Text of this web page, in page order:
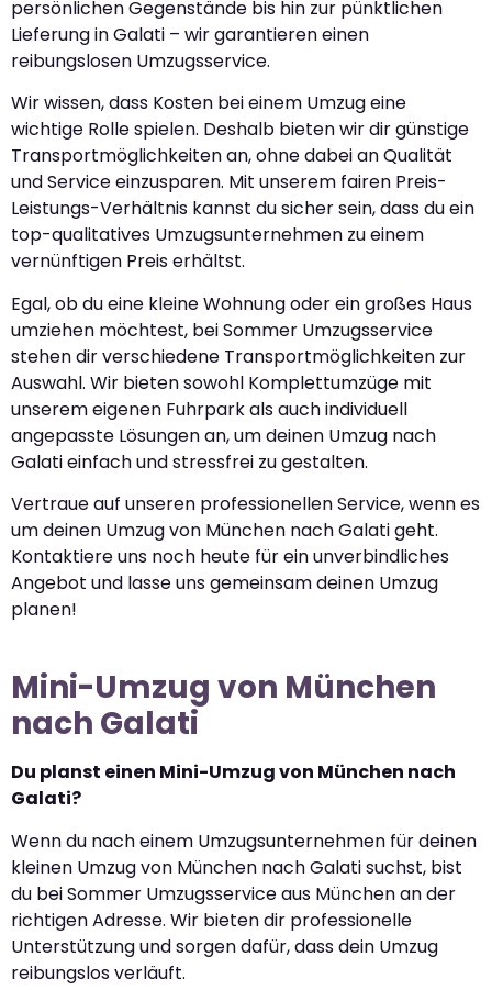
persönlichen Gegenstände bis hin zur pünktlichen
Lieferung in Galati – wir garantieren einen
reibungslosen Umzugsservice.
Wir wissen, dass Kosten bei einem Umzug eine
wichtige Rolle spielen. Deshalb bieten wir dir günstige
Transportmöglichkeiten an, ohne dabei an Qualität
und Service einzusparen. Mit unserem fairen Preis-
Leistungs-Verhältnis kannst du sicher sein, dass du ein
top-qualitatives Umzugsunternehmen zu einem
vernünftigen Preis erhältst.
Egal, ob du eine kleine Wohnung oder ein großes Haus
umziehen möchtest, bei Sommer Umzugsservice
stehen dir verschiedene Transportmöglichkeiten zur
Auswahl. Wir bieten sowohl Komplettumzüge mit
unserem eigenen Fuhrpark als auch individuell
angepasste Lösungen an, um deinen Umzug nach
Galati einfach und stressfrei zu gestalten.
Vertraue auf unseren professionellen Service, wenn es
um deinen Umzug von München nach Galati geht.
Kontaktiere uns noch heute für ein unverbindliches
Angebot und lasse uns gemeinsam deinen Umzug
planen!
Mini-Umzug von München
nach Galati
Du planst einen Mini-Umzug von München nach
Galati?
Wenn du nach einem Umzugsunternehmen für deinen
kleinen Umzug von München nach Galati suchst, bist
du bei Sommer Umzugsservice aus München an der
richtigen Adresse. Wir bieten dir professionelle
Unterstützung und sorgen dafür, dass dein Umzug
reibungslos verläuft.